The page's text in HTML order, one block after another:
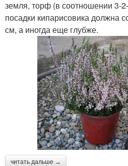
земля, торф (в соотношении 3-
посадки кипарисовика должна
см, а иногда еще глубже.
читать дальше →